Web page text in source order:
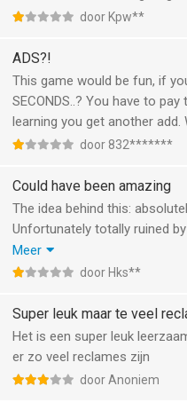
door Kpw**
ADS?!
This game would be fun, if
SECONDS..? You have to
learning you get another add.
door 832*******
Could have been amazing
The idea behind this:
Unfortunately totally ruined
theres a free version(ish) but
week with the huge amount
done. If you want to use ads
wont happen. Such a shame
Meer
door Hks**
Super leuk maar te veel
Het is een super leuk
er zo veel reclames zijn
door Anoniem